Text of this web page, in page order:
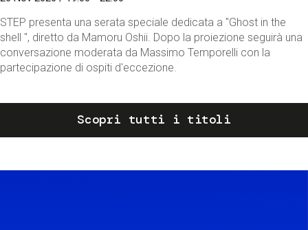
STEP presenta una serata speciale dedicata a "Ghost in the
shell ", diretto da Mamoru Oshii. Dopo la proiezione seguirà una
conversazione moderata da Massimo Temporelli con la
partecipazione di ospiti d'eccezione.
Scopri tutti i titoli